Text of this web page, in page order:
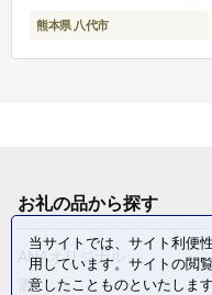
熊本県 八代市
お礼の品から探す
ANAオリジナル
酒
当サイトでは、サイト利便
用しています。サイトの閲
意したことものといたします